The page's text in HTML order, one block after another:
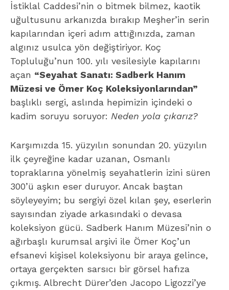
İstiklal Caddesi’nin o bitmek bilmez, kaotik
uğultusunu arkanızda bırakıp Meşher’in serin
kapılarından içeri adım attığınızda, zaman
algınız usulca yön değiştiriyor. Koç
Topluluğu’nun 100. yılı vesilesiyle kapılarını
açan “Seyahat Sanatı: Sadberk Hanım
Müzesi ve Ömer Koç Koleksiyonlarından”
başlıklı sergi, aslında hepimizin içindeki o
kadim soruyu soruyor: Neden yola çıkarız?
Karşımızda 15. yüzyılın sonundan 20. yüzyılın
ilk çeyreğine kadar uzanan, Osmanlı
topraklarına yönelmiş seyahatlerin izini süren
300’ü aşkın eser duruyor. Ancak baştan
söyleyeyim; bu sergiyi özel kılan şey, eserlerin
sayısından ziyade arkasındaki o devasa
koleksiyon gücü. Sadberk Hanım Müzesi’nin o
ağırbaşlı kurumsal arşivi ile Ömer Koç’un
efsanevi kişisel koleksiyonu bir araya gelince,
ortaya gerçekten sarsıcı bir görsel hafıza
çıkmış. Albrecht Dürer’den Jacopo Ligozzi’ye